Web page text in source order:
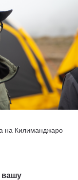
на Килиманджаро
вашу